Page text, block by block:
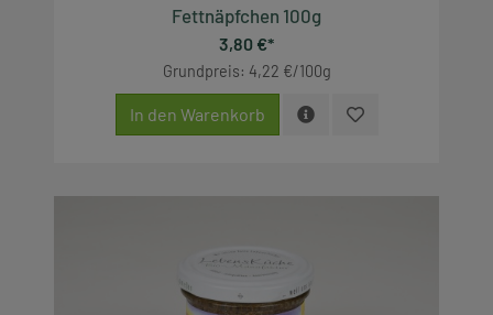
Fettnäpfchen 100g
3,80 €*
Grundpreis: 4,22 €/100g
In den Warenkorb